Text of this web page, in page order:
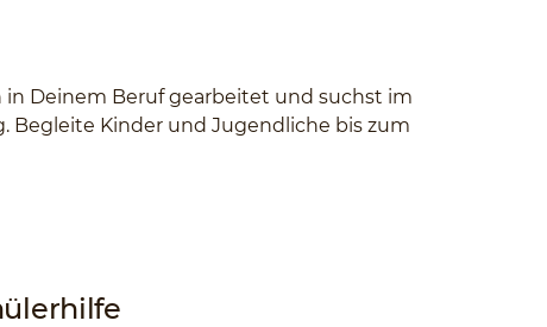
in Deinem Beruf gearbeitet und suchst im
Begleite Kinder und Jugendliche bis zum